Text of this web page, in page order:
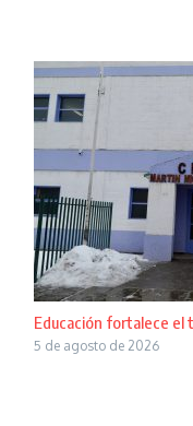
Educación fortalece el
5 de agosto de 2026